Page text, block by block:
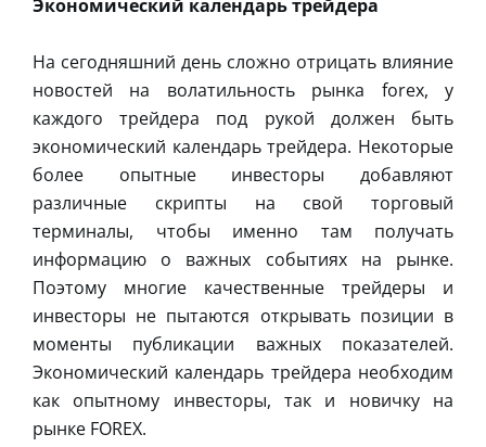
Экономический календарь трейдера
На сегодняшний день сложно отрицать влияние
новостей на волатильность рынка forex, у
каждого трейдера под рукой должен быть
экономический календарь трейдера. Некоторые
более опытные инвесторы добавляют
различные скрипты на свой торговый
терминалы, чтобы именно там получать
информацию о важных событиях на рынке.
Поэтому многие качественные трейдеры и
инвесторы не пытаются открывать позиции в
моменты публикации важных показателей.
Экономический календарь трейдера необходим
как опытному инвесторы, так и новичку на
рынке FOREX.